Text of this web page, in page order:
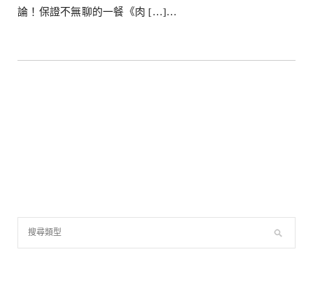
論！保證不無聊的一餐《肉 […]…